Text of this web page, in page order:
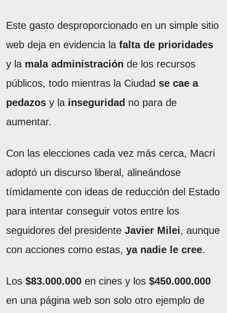
Este gasto desproporcionado en un simple sitio
web deja en evidencia la falta de prioridades
y la mala administración de los recursos
públicos, todo mientras la Ciudad se cae a
pedazos y la inseguridad no para de
aumentar.
Con las elecciones cada vez más cerca, Macri
adoptó un discurso liberal, alineándose
tímidamente con ideas de reducción del Estado
para intentar conseguir votos entre los
seguidores del presidente Javier Milei, aunque
con acciones como estas, ya nadie le cree.
Los $83.000.000 en cines y los $450.000.000
en una página web son solo otro ejemplo de